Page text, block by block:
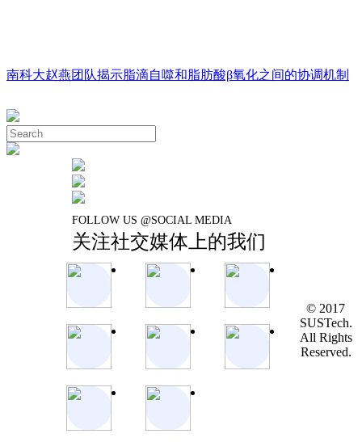
南科大赵燕团队揭示脂滴自噬和脂肪酸β氧化之间的协调机制
FOLLOW US @SOCIAL MEDIA
关注社交媒体上的我们
© 2017
SUSTech.
All Rights
Reserved.